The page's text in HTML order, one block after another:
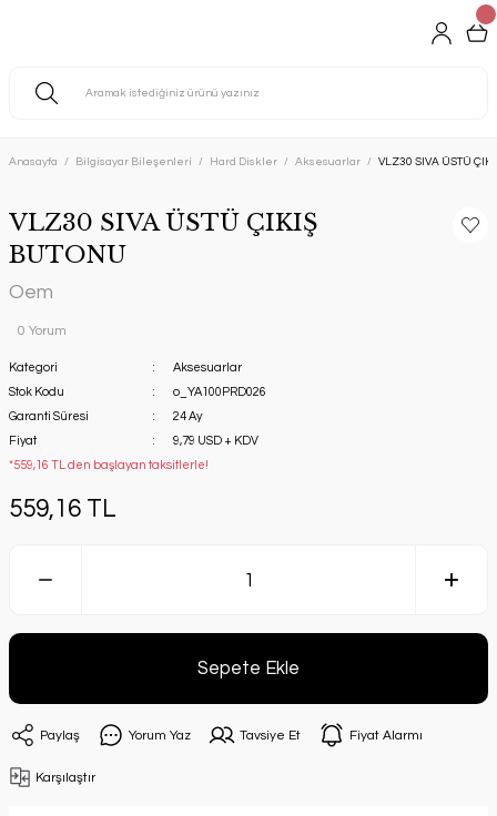
Anasayfa Bilgisayar Bileşenleri Hard Diskler Aksesuarlar VLZ30 SIVA ÜSTÜ
VLZ30 SIVA ÜSTÜ ÇIKIŞ
BUTONU
Oem
0 Yorum
Kategori
Aksesuarlar
Stok Kodu
o_YA100PRD026
Garanti Süresi
24 Ay
Fiyat
9,79 USD + KDV
*559,16 TL den başlayan taksitlerle!
559,16 TL
Sepete Ekle
Paylaş Yorum Yaz Tavsiye Et Fiyat Alarmı
Karşılaştır